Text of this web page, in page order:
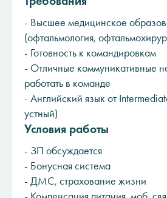
- Высшее медицинское
(офтальмология,
- Готовность к командировкам
- Отличные коммуникативные
работать в команде
- Английский язык от
устный)
Условия работы
- ЗП обсуждается
- Бонусная система
- ДМС, страхование жизни